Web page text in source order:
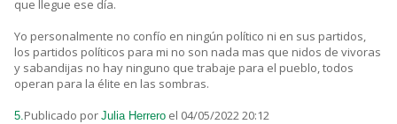
que llegue ese día.
Yo personalmente no confío en ningún político ni en sus partidos,
los partidos políticos para mi no son nada mas que nidos de vivoras
y sabandijas no hay ninguno que trabaje para el pueblo, todos
operan para la élite en las sombras.
5. Publicado por Julia Herrero el 04/05/2022 20:12